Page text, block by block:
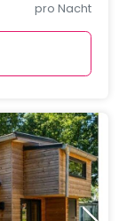
pro Nacht